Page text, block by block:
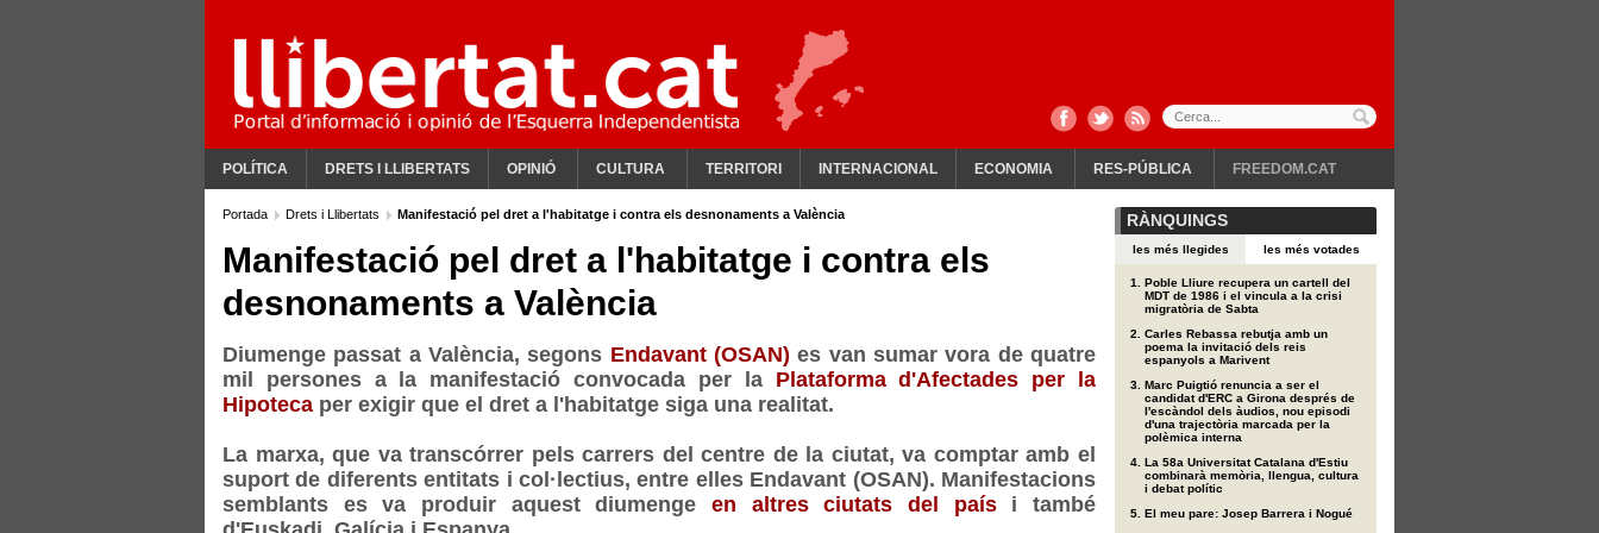
POLÍTICA DRETS I LLIBERTATS OPINIÓ CULTURA TERRITORI INTERNACIONAL ECONOMIA RES-PÚBLICA FREEDOM.CAT
Portada Drets i Llibertats Manifestació pel dret a l'habitatge i contra els desnonaments a València
Manifestació pel dret a l'habitatge i contra els
desnonaments a València
Diumenge passat a València, segons Endavant (OSAN) es van sumar vora de quatre
mil persones a la manifestació convocada per la Plataforma d'Afectades per la
Hipoteca per exigir que el dret a l'habitatge siga una realitat.
La marxa, que va transcórrer pels carrers del centre de la ciutat, va comptar amb el
suport de diferents entitats i col·lectius, entre elles Endavant (OSAN). Manifestacions
semblants es va produir aquest diumenge en altres ciutats del paísi també
RÀNQUINGS
les més llegides les més votades
Poble Lliure recupera un cartell del
MDT de 1986 i el vincula a la crisi
migratòria de Sabta
Carles Rebassa rebutja amb un
poema la invitació dels reis
espanyols a Marivent
Marc Puigtió renuncia a ser el
candidat d'ERC a Girona després de
l'escàndol dels àudios, nou episodi
d'una trajectòria marcada per la
polèmica interna
La 58a Universitat Catalana d'Estiu
combinarà memòria, llengua, cultura
i debat polític
El meu pare: Josep Barrera i Nogué